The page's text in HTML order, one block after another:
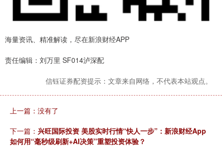
海量资讯、精准解读，尽在新浪财经APP
责任编辑：刘万里 SF014泸深配
信钰证券配资提示：文章来自网络，不代表本站观点。
上一篇：没有了
下一篇： 兴旺国际投资 美股实时行情“快人一步”：新浪财经App
如何用“毫秒级刷新+AI决策”重塑投资体验？